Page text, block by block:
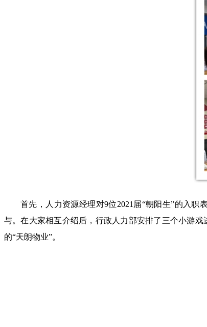
首先，人力资源经理对9位2021届“朝阳生”的入职
与。在大家相互介绍后，行政人力部安排了三个小游
的“天朗物业”。